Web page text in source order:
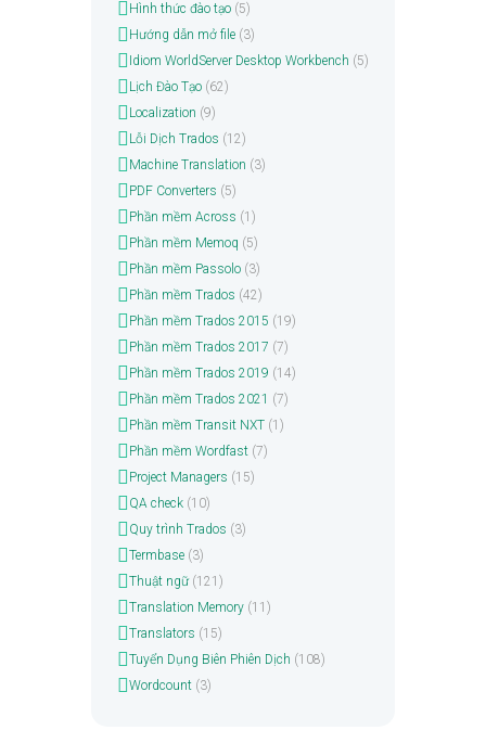
Hình thức đào tạo(5)
Hướng dẫn mở file(3)
Idiom WorldServer Desktop Workbench (5)
Lịch Đào Tạo(62)
Localization (9)
Lỗi Dịch Trados (12)
Machine Translation (3)
PDF Converters (5)
Phần mềm Across (1)
Phần mềm Memoq (5)
Phần mềm Passolo(3)
Phần mềm Trados (42)
Phần mềm Trados 2015 (19)
Phần mềm Trados 2017 (7)
Phần mềm Trados 2019 (14)
Phần mềm Trados 2021 (7)
Phần mềm Transit NXT(1)
Phần mềm Wordfast(7)
Project Managers (15)
QA check(10)
Quy trình Trados (3)
Termbase(3)
Thuật ngữ(121)
Translation Memory(11)
Translators (15)
Tuyển Dụng Biên Phiên Dịch (108)
Wordcount(3)